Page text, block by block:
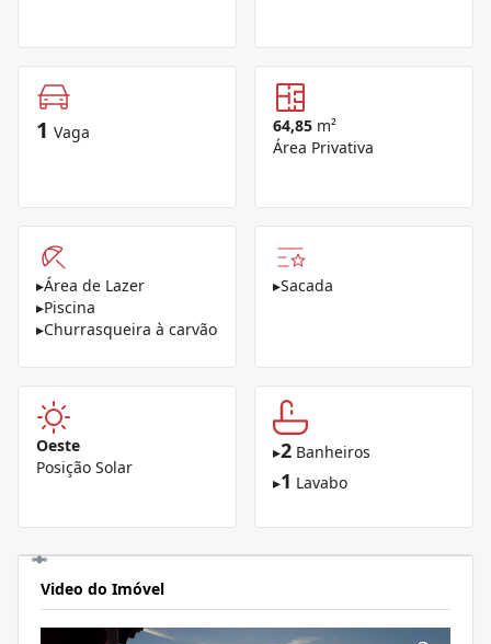
1 Vaga 64,85 m²
Área Privativa
▸Área de Lazer
▸Piscina
▸Churrasqueira à carvão
▸Sacada
Oeste
Posição Solar
▸2 Banheiros
▸1 Lavabo
Video do Imóvel